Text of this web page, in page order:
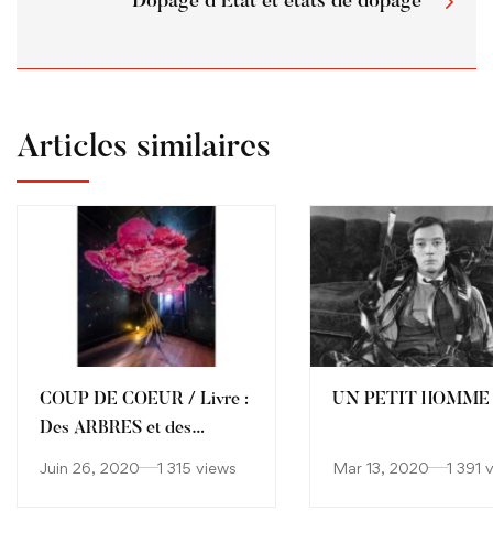
Articles similaires
COUP DE COEUR / Livre :
Des ARBRES et des
Juin 26, 2020 1 315 views
UN PETIT HOMME
Mar 13, 2020 1 391